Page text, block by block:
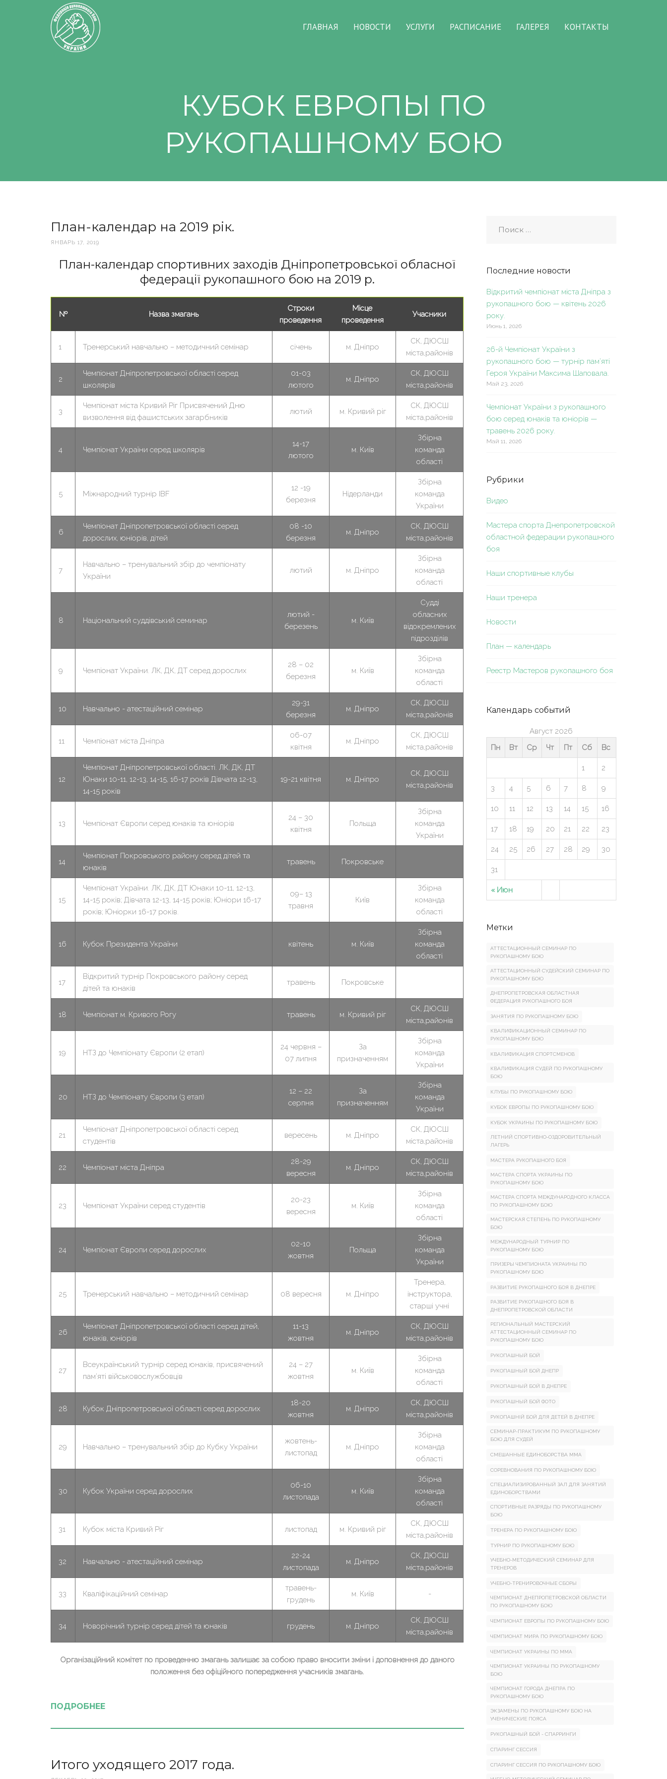
ГЛАВНАЯ НОВОСТИ УСЛУГИ РАСПИСАНИЕ ГАЛЕРЕЯ КОНТАКТЫ
КУБОК ЕВРОПЫ ПО
РУКОПАШНОМУ БОЮ
План-календар на 2019 рік.
ЯНВАРЬ 17, 2019
План-календар спортивних заходів Дніпропетровської обласної
федерації рукопашного бою на 2019 р.
№ Назва змагань
Строки
проведення
Місце
проведення
Учасники
1 Тренерський навчально – методичний семінар січень м. Дніпро
СК, ДЮСШ
міста,районів
2
Чемпіонат Дніпропетровської області серед
школярів
01-03
лютого
м. Дніпро
СК, ДЮСШ
міста,районів
3
Чемпіонат міста Кривий Ріг Присвячений Дню
визволення від фашистських загарбників
лютий м. Кривий ріг
СК, ДЮСШ
міста,районів
4 Чемпіонат України серед школярів
14-17
лютого
м. Київ
Збірна
команда
області
5 Міжнародний турнір IBF
12 -19
березня
Нідерланди
Збірна
команда
України
6
Чемпіонат Дніпропетровської області серед
дорослих, юніорів, дітей
08 -10
березня
м. Дніпро
СК, ДЮСШ
міста,районів
7
Навчально – тренувальний збір до чемпіонату
України
лютий м. Дніпро
Збірна
команда
області
8 Національний суддівський семинар
лютий -
березень
м. Київ
Судді
обласних
відокремлених
підрозділів
9 Чемпіонат України. ЛК, ДК, ДТ серед дорослих
28 – 02
березня
м. Київ
Збірна
команда
області
10 Навчально - атестаційний семінар
29-31
березня
м. Дніпро
СК, ДЮСШ
міста,районів
11 Чемпіонат міста Дніпра
06-07
квітня
м. Дніпро
СК, ДЮСШ
міста,районів
12
Чемпіонат Дніпропетровської області. ЛК, ДК, ДТ
Юнаки 10-11, 12-13, 14-15, 16-17 років Дівчата 12-13,
14-15 років
19-21 квітня м. Дніпро
СК, ДЮСШ
міста,районів
13 Чемпіонат Європи серед юнаків та юніорів
24 – 30
квітня
Польща
Збірна
команда
України
14
Чемпіонат Покровського району серед дітей та
юнаків
травень Покровське
15
Чемпіонат України. ЛК, ДК, ДТ Юнаки 10-11, 12-13,
14-15 років; Дівчата 12-13, 14-15 років; Юніори 16-17
років; Юніорки 16-17 років.
09– 13
травня
Київ
Збірна
команда
області
16 Кубок Президента України квітень м. Київ
Збірна
команда
області
17
Відкритий турнір Покровського району серед
дітей та юнаків
травень Покровське
18 Чемпіонат м. Кривого Рогу травень м. Кривий ріг
СК, ДЮСШ
міста,районів
19 НТЗ до Чемпіонату Європи (2 етап)
24 червня –
07 липня
За
призначенням
Збірна
команда
України
20 НТЗ до Чемпіонату Європи (3 етап)
12 – 22
серпня
За
призначенням
Збірна
команда
України
21
Чемпіонат Дніпропетровської області серед
студентів
вересень м. Дніпро
СК, ДЮСШ
міста,районів
22 Чемпіонат міста Дніпра
28-29
вересня
м. Дніпро
СК, ДЮСШ
міста,районів
23 Чемпіонат України серед студентів
20-23
вересня
м. Київ
Збірна
команда
області
24 Чемпіонат Європи серед дорослих
02-10
жовтня
Польща
Збірна
команда
України
25 Тренерський навчально – методичний семінар 08 вересня м. Дніпро
Тренера,
інструктора,
старші учні
26
Чемпіонат Дніпропетровської області серед дітей,
юнаків, юніорів
11-13
жовтня
м. Дніпро
СК, ДЮСШ
міста,районів
27
Всеукраїнський турнір серед юнаків, присвячений
пам’яті військовослужбовців
24 – 27
жовтня
м. Київ
Збірна
команда
області
28 Кубок Дніпропетровської області серед дорослих
18-20
жовтня
м. Дніпро
СК, ДЮСШ
міста,районів
29 Навчально – тренувальний збір до Кубку України
жовтень-
листопад
м. Дніпро
Збірна
команда
області
30 Кубок України серед дорослих
06-10
листопада
м. Київ
Збірна
команда
області
31 Кубок міста Кривий Ріг листопад м. Кривий ріг
СК, ДЮСШ
міста,районів
32 Навчально - атестаційний семінар
22-24
листопада
м. Дніпро
СК, ДЮСШ
міста,районів
33 Кваліфікаційний семінар
травень-
грудень
м. Київ -
34 Новорічний турнір серед дітей та юнаків грудень м. Дніпро
СК, ДЮСШ
міста,районів
Організаційний комітет по проведенню змагань залишає за собою право вносити зміни і доповнення до даного
положення без офіційного попередження учасників змагань.
ПОДРОБНЕЕ
Итого уходящего 2017 года.
Последние новости
Відкритий чемпіонат міста Дніпра з
рукопашного бою — квітень 2026
року.
Июнь 1, 2026
26-й Чемпіонат України з
рукопашного бою — турнір пам’яті
Героя України Максима Шаповала.
Май 23, 2026
Чемпіонат України з рукопашного
бою серед юнаків та юніорів —
травень 2026 року.
Май 11, 2026
Рубрики
Видео
Мастера спорта Днепропетровской
областной федерации рукопашного
боя
Наши спортивные клубы
Наши тренера
Новости
План — календарь
Реестр Мастеров рукопашного боя
Календарь событий
Август 2026
Пн
Вт Ср Чт Пт Сб Вс
« Июн
1 2
3 4 5 6 7 8 9
10 11 12 13 14 15 16
17 18 19 20 21 22 23
24 25 26 27 28 29 30
31
Метки
АТТЕСТАЦИОННЫЙ СЕМИНАР ПО
РУКОПАШНОМУ БОЮ
АТТЕСТАЦИОННЫЙ СУДЕЙСКИЙ СЕМИНАР ПО
РУКОПАШНОМУ БОЮ
ДНЕПРОПЕТРОВСКАЯ ОБЛАСТНАЯ
ФЕДЕРАЦИЯ РУКОПАШНОГО БОЯ
ЗАНЯТИЯ ПО РУКОПАШНОМУ БОЮ
КВАЛИФИКАЦИОННЫЙ СЕМИНАР ПО
РУКОПАШНОМУ БОЮ
КВАЛИФИКАЦИЯ СПОРТСМЕНОВ
КВАЛИФИКАЦИЯ СУДЕЙ ПО РУКОПАШНОМУ
БОЮ
КЛУБЫ ПО РУКОПАШНОМУ БОЮ
КУБОК ЕВРОПЫ ПО РУКОПАШНОМУ БОЮ
КУБОК УКРАИНЫ ПО РУКОПАШНОМУ БОЮ
ЛЕТНИЙ СПОРТИВНО-ОЗДОРОВИТЕЛЬНЫЙ
ЛАГЕРЬ
МАСТЕРА РУКОПАШНОГО БОЯ
МАСТЕРА СПОРТА УКРАИНЫ ПО
РУКОПАШНОМУ БОЮ
МАСТЕРА СПОРТА МЕЖДУНАРОДНОГО КЛАССА
ПО РУКОПАШНОМУ БОЮ
МАСТЕРСКАЯ СТЕПЕНЬ ПО РУКОПАШНОМУ
БОЮ
МЕЖДУНАРОДНЫЙ ТУРНИР ПО
РУКОПАШНОМУ БОЮ
ПРИЗЕРЫ ЧЕМПИОНАТА УКРАИНЫ ПО
РУКОПАШНОМУ БОЮ
РАЗВИТИЕ РУКОПАШНОГО БОЯ В ДНЕПРЕ
РАЗВИТИЕ РУКОПАШНОГО БОЯ В
ДНЕПРОПЕТРОВСКОЙ ОБЛАСТИ
РЕГИОНАЛЬНЫЙ МАСТЕРСКИЙ
АТТЕСТАЦИОННЫЙ СЕМИНАР ПО
РУКОПАШНОМУ БОЮ
РУКОПАШНЫЙ БОЙ
РУКОПАШНЫЙ БОЙ ДНЕПР
РУКОПАШНЫЙ БОЙ В ДНЕПРЕ
РУКОПАШНЫЙ БОЙ ФОТО
РУКОПАШНІЙ БОЙ ДЛЯ ДЕТЕЙ В ДНЕПРЕ
СЕМИНАР-ПРАКТИКУМ ПО РУКОПАШНОМУ
БОЮ ДЛЯ СУДЕЙ
СМЕШАННЫЕ ЕДИНОБОРСТВА ММА
СОРЕВНОВАНИЯ ПО РУКОПАШНОМУ БОЮ
СПЕЦИАЛИЗИРОВАННЫЙ ЗАЛ ДЛЯ ЗАНЯТИЙ
ЕДИНОБОРСТВАМИ
СПОРТИВНЫЕ РАЗРЯДЫ ПО РУКОПАШНОМУ
БОЮ
ТРЕНЕРА ПО РУКОПАШНОМУ БОЮ
ТУРНИР ПО РУКОПАШНОМУ БОЮ
УЧЕБНО-МЕТОДИЧЕСКИЙ СЕМИНАР ДЛЯ
ТРЕНЕРОВ
УЧЕБНО-ТРЕНИРОВОЧНЫЕ СБОРЫ
ЧЕМПИОНАТ ДНЕПРОПЕТРОВСКОЙ ОБЛАСТИ
ПО РУКОПАШНОМУ БОЮ
ЧЕМПИОНАТ ЕВРОПЫ ПО РУКОПАШНОМУ БОЮ
ЧЕМПИОНАТ МИРА ПО РУКОПАШНОМУ БОЮ
ЧЕМПИОНАТ УКРАИНЫ ПО ММА
ЧЕМПИОНАТ УКРАИНЫ ПО РУКОПАШНОМУ
БОЮ
ЧЕМПИОНАТ ГОРОДА ДНЕПРА ПО
РУКОПАШНОМУ БОЮ
ЭКЗАМЕНЫ ПО РУКОПАШНОМУ БОЮ НА
УЧЕНИЧЕСКИЕ ПОЯСА
РУКОПАШНЫЙ БОЙ - СПАРРИНГИ
СПАРИНГ СЕССИЯ
СПАРИНГ СЕССИЯ ПО РУКОПАШНОМУ БОЮ